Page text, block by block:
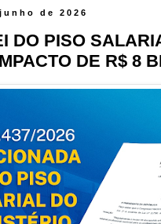
de 2026
DO PISO
DE R$ 8